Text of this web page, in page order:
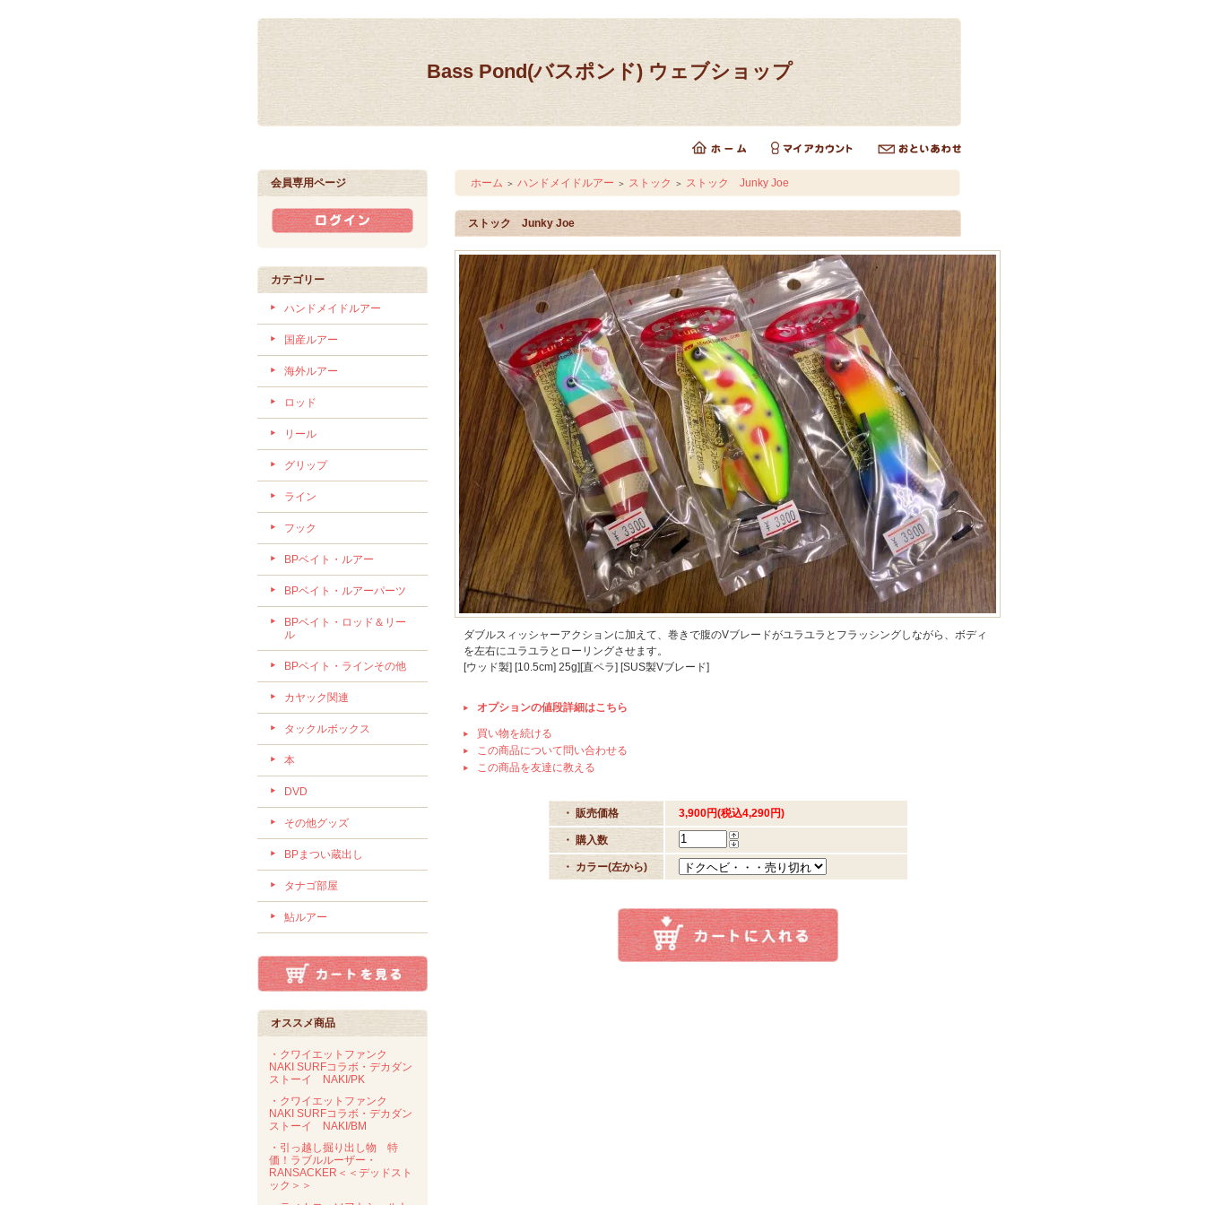
Bass Pond(バスポンド) ウェブショップ
会員専用ページ
カテゴリー
ハンドメイドルアー
国産ルアー
海外ルアー
ロッド
リール
グリップ
ライン
フック
BPベイト・ルアー
BPベイト・ルアーパーツ
BPベイト・ロッド＆リー
ル
BPベイト・ラインその他
カヤック関連
タックルボックス
本
DVD
その他グッズ
BPまつい蔵出し
タナゴ部屋
鮎ルアー
オススメ商品
・クワイエットファンク
NAKI SURFコラボ・デカダン
ストーイ NAKI/PK
・クワイエットファンク
NAKI SURFコラボ・デカダン
ストーイ NAKI/BM
・引っ越し掘り出し物 特
価！ラブルルーザー・
RANSACKER＜＜デッドスト
ック＞＞
ホーム ＞ ハンドメイドルアー ＞ ストック ＞ ストック Junky Joe
ストック Junky Joe
ダブルスィッシャーアクションに加えて、巻きで腹のVブレードがユラユラとフラッシングしながら、ボディ
を左右にユラユラとローリングさせます。
[ウッド製] [10.5cm] 25g][直ペラ] [SUS製Vブレード]
オプションの値段詳細はこちら
買い物を続ける
この商品について問い合わせる
この商品を友達に教える
・ 販売価格 3,900円(税込4,290円)
・ 購入数
・ カラー(左から)